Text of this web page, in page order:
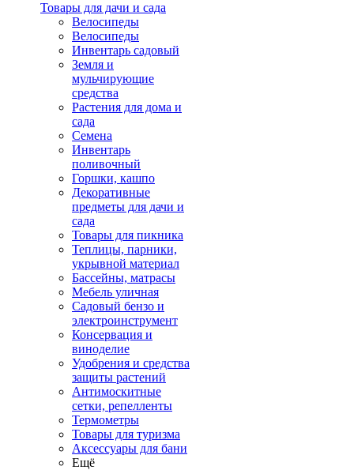
Товары для дачи и сада
Велосипеды
Велосипеды
Инвентарь садовый
Земля и
мульчирующие
средства
Растения для дома и
сада
Семена
Инвентарь
поливочный
Горшки, кашпо
Декоративные
предметы для дачи и
сада
Товары для пикника
Теплицы, парники,
укрывной материал
Бассейны, матрасы
Мебель уличная
Садовый бензо и
электроинструмент
Консервация и
виноделие
Удобрения и средства
защиты растений
Антимоскитные
сетки, репелленты
Термометры
Товары для туризма
Аксессуары для бани
Ещё